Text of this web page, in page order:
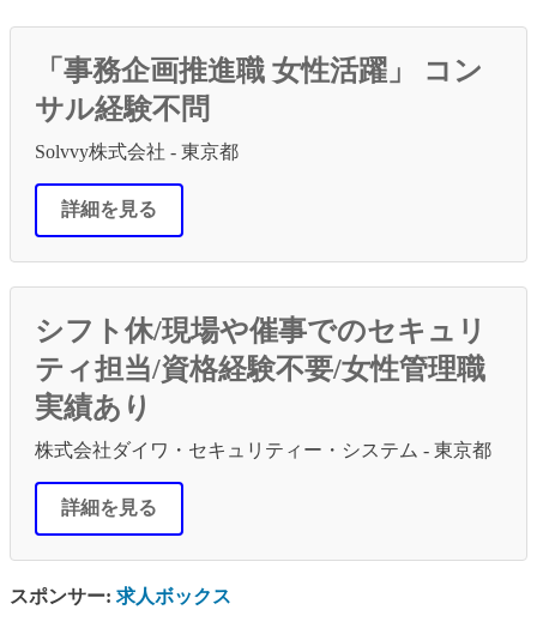
「事務企画推進職 女性活躍」 コン
サル経験不問
Solvvy株式会社 - 東京都
詳細を見る
シフト休/現場や催事でのセキュリ
ティ担当/資格経験不要/女性管理職
実績あり
株式会社ダイワ・セキュリティー・システム - 東京都
詳細を見る
スポンサー: 求人ボックス